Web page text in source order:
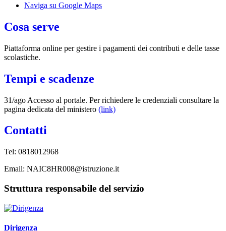
Naviga su Google Maps
Cosa serve
Piattaforma online per gestire i pagamenti dei contributi e delle tasse
scolastiche.
Tempi e scadenze
31/ago Accesso al portale. Per richiedere le credenziali consultare la
pagina dedicata del ministero (link)
Contatti
Tel: 0818012968
Email: NAIC8HR008@istruzione.it
Struttura responsabile del servizio
Dirigenza